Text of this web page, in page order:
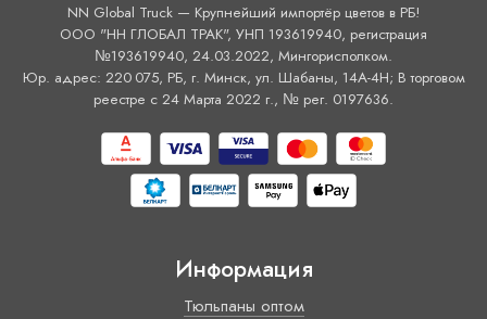
NN Global Truck — Крупнейший импортёр цветов в РБ!
ООО "НН ГЛОБАЛ ТРАК", УНП 193619940, регистрация
№193619940, 24.03.2022, Мингорисполком.
Юр. адрес: 220 075, РБ, г. Минск, ул. Шабаны, 14А-4H; В торговом
реестре с 24 Марта 2022 г., № рег. 0197636.
Информация
Тюльпаны оптом